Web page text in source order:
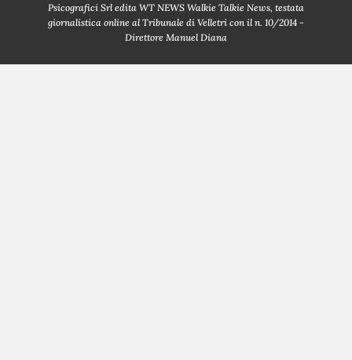
Psicografici Srl edita WT NEWS Walkie Talkie News, testata
giornalistica online al Tribunale di Velletri con il n. 10/2014 -
Direttore Manuel Diana